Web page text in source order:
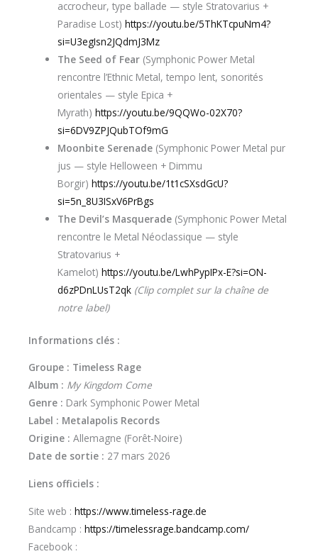
accrocheur, type ballade — style Stratovarius +
Paradise Lost)https://youtu.be/5ThKTcpuNm4?
si=U3egIsn2JQdmJ3Mz
The Seed of Fear (Symphonic Power Metal
rencontre l’Ethnic Metal, tempo lent, sonorités
orientales — style Epica +
Myrath)https://youtu.be/9QQWo-02X70?
si=6DV9ZPJQubTOf9mG
Moonbite Serenade (Symphonic Power Metal pur
jus — style Helloween + Dimmu
Borgir)https://youtu.be/1t1cSXsdGcU?
si=5n_8U3ISxV6PrBgs
The Devil’s Masquerade (Symphonic Power Metal
rencontre le Metal Néoclassique — style
Stratovarius +
Kamelot)https://youtu.be/LwhPypIPx-E?si=ON-
d6zPDnLUsT2qk (Clip complet sur la chaîne de
notre label)
Informations clés :
Groupe : Timeless Rage
Album : My Kingdom Come
Genre : Dark Symphonic Power Metal
Label : Metalapolis Records
Origine : Allemagne (Forêt-Noire)
Date de sortie : 27 mars 2026
Liens officiels :
Site web : https://www.timeless-rage.de
Bandcamp : https://timelessrage.bandcamp.com/
Facebook :